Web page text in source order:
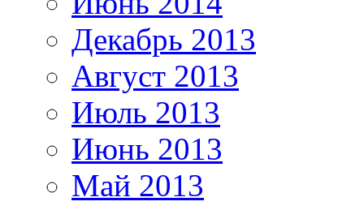
Декабрь 2013
Август 2013
Июль 2013
Июнь 2013
Май 2013